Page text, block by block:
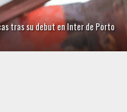
tras su debut en Inter de Porto